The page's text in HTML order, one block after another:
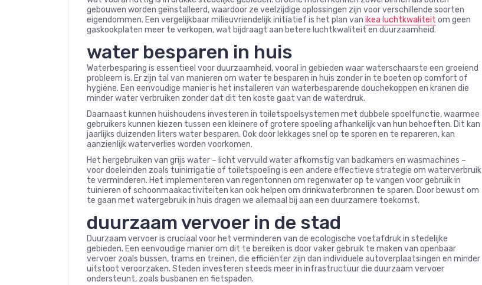
gebouwen worden geïnstalleerd, waardoor ze veelzijdige oplossingen zijn voor verschillende soorten
eigendommen. Een vergelijkbaar milieuvriendelijk initiatief is het plan van ikea luchtkwaliteit om geen
gaskookplaten meer te verkopen, wat bijdraagt aan betere luchtkwaliteit en duurzaamheid.
water besparen in huis
Waterbesparing is essentieel voor duurzaamheid, vooral in gebieden waar waterschaarste een groeiend
probleem is. Er zijn tal van manieren om water te besparen in huis zonder in te boeten op comfort of
hygiëne. Een eenvoudige manier is het installeren van waterbesparende douchekoppen en kranen die
minder water verbruiken zonder dat dit ten koste gaat van de waterdruk.
Daarnaast kunnen huishoudens investeren in toiletspoelsystemen met dubbele spoelfunctie, waarmee
gebruikers kunnen kiezen tussen een kleinere of grotere spoeling afhankelijk van hun behoeften. Dit kan
jaarlijks duizenden liters water besparen. Ook door lekkages snel op te sporen en te repareren, kan
aanzienlijk waterverlies worden voorkomen.
Het hergebruiken van grijs water – licht vervuild water afkomstig van badkamers en wasmachines –
voor doeleinden zoals tuinirrigatie of toiletspoeling is een andere effectieve strategie om waterverbruik
te verminderen. Het implementeren van regentonnen om regenwater op te vangen voor gebruik in
tuinieren of schoonmaakactiviteiten kan ook helpen om drinkwaterbronnen te sparen. Door bewust om
te gaan met watergebruik in huis dragen we allemaal bij aan een duurzamere toekomst.
duurzaam vervoer in de stad
Duurzaam vervoer is cruciaal voor het verminderen van de ecologische voetafdruk in stedelijke
gebieden. Een eenvoudige manier om dit te bereiken is door vaker gebruik te maken van openbaar
vervoer zoals bussen, trams en treinen, die efficiënter zijn dan individuele autoverplaatsingen en minder
uitstoot veroorzaken. Steden investeren steeds meer in infrastructuur die duurzaam vervoer
ondersteunt, zoals busbanen en fietspaden.